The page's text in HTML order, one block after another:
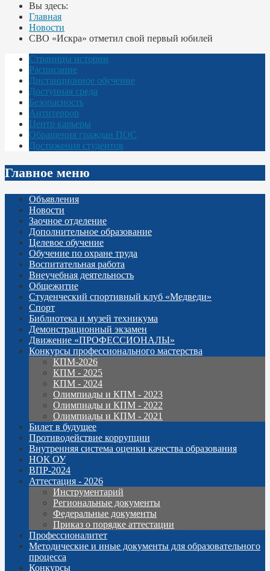
Вы здесь:
Главная
Новости
СВО «Искра» отметил свой первый юбилей
Страницы истории
Расписание
Дистанционное обучение
Доступная среда
Безопасность
Антитеррор
Центр карьеры
Обращения граждан ПОС
Достижения студентов
Главное меню
Объявления
Новости
Заочное отделение
Дополнительное образование
Целевое обучение
Обучение по охране труда
Воспитательная работа
Внеучебная деятельность
Общежитие
Студенческий спортивный клуб «Медведи»
Спорт
Библиотека и музей техникума
Демонстрационный экзамен
Движение «ПРОФЕССИОНАЛЫ»
Конкурсы профессионального мастерства
КПМ-2026
КПМ - 2025
КПМ - 2024
Олимпиады и КПМ - 2023
Олимпиады и КПМ - 2022
Олимпиады и КПМ - 2021
Билет в будущее
Противодействие коррупции
Внутренняя система оценки качества образования
НОК ОУ
ВПР-2024
Аттестация - 2026
Инструментарий
Региональные документы
Федеральные документы
Приказ о порядке аттестации
Профессионалитет
Методические и иные документы для образовательного
процесса
Конкурсы